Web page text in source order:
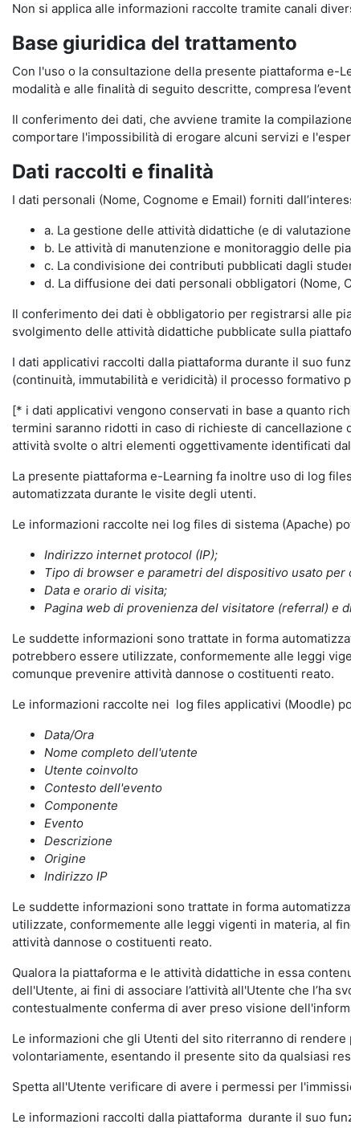
Non si applica alle informazioni raccolte tramite canali
Base giuridica del trattamento
Con l'uso o la consultazione della presente piattaforma e-
modalità e alle finalità di seguito descritte, compresa
Il conferimento dei dati, che avviene tramite la
comportare l'impossibilità di erogare alcuni servizi e
Dati raccolti e finalità
I dati personali (Nome, Cognome e Email) forniti
a. La gestione delle attività didattiche (e di
b. Le attività di manutenzione e monitoraggio delle
c. La condivisione dei contributi pubblicati dagli
d. La diffusione dei dati personali obbligatori
Il conferimento dei dati è obbligatorio per registrarsi alle
svolgimento delle attività didattiche pubblicate sulla
I dati applicativi raccolti dalla piattaforma durante il suo
(continuità, immutabilità e veridicità) il processo formativo
[* i dati applicativi vengono conservati in base a quanto
termini saranno ridotti in caso di richieste di
attività svolte o altri elementi oggettivamente identificati
La presente piattaforma e-Learning fa inoltre uso di log
automatizzata durante le visite degli utenti.
Le informazioni raccolte nei log files di sistema (Apache)
Indirizzo internet protocol (IP);
Tipo di browser e parametri del dispositivo usato per
Data e orario di visita;
Pagina web di provenienza del visitatore (referral) e
Le suddette informazioni sono trattate in forma
potrebbero essere utilizzate, conformemente alle leggi
comunque prevenire attività dannose o costituenti reato.
Le informazioni raccolte nei log files applicativi (Moodle)
Data/Ora
Nome completo dell'utente
Utente coinvolto
Contesto dell'evento
Componente
Evento
Descrizione
Origine
Indirizzo IP
Le suddette informazioni sono trattate in forma
utilizzate, conformemente alle leggi vigenti in materia, al
attività dannose o costituenti reato.
Qualora la piattaforma e le attività didattiche in essa
dell'Utente, ai fini di associare l’attività all'Utente che l’ha
contestualmente conferma di aver preso visione
Le informazioni che gli Utenti del sito riterranno di
volontariamente, esentando il presente sito da qualsiasi
Spetta all'Utente verificare di avere i permessi per
Le informazioni raccolti dalla piattaforma durante il suo